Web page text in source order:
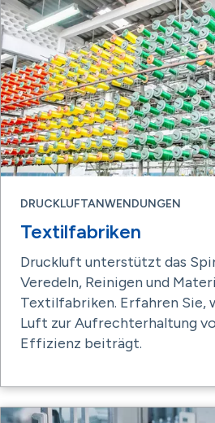
DRUCKLUFTANWENDUNGEN
Textilfabriken
Druckluft unterstützt das
Veredeln, Reinigen und
Textilfabriken. Erfahren Sie,
Luft zur Aufrechterhaltung
Effizienz beiträgt.